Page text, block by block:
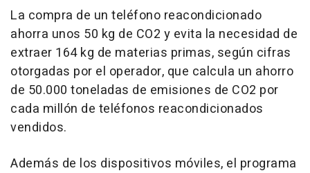
La compra de un teléfono reacondicionado
ahorra unos 50 kg de CO2 y evita la necesidad de
extraer 164 kg de materias primas, según cifras
otorgadas por el operador, que calcula un ahorro
de 50.000 toneladas de emisiones de CO2 por
cada millón de teléfonos reacondicionados
vendidos.
Además de los dispositivos móviles, el programa